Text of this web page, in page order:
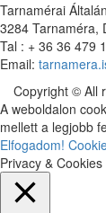
Tarnamérai
3284 Tarnaméra,
Tal : + 36 36 479
Email:
Copyright © All
A weboldalon
mellett a legjobb
Elfogadom!
Privacy &